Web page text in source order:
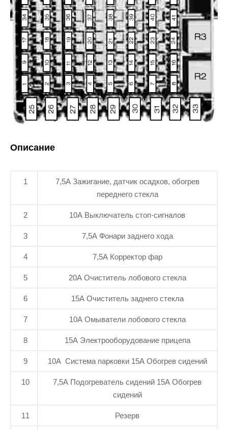
Описание
1
7,5A Зажигание, датчик осадков, обогрев
переднего стекла
2 10A Выключатель стоп-сигналов
3 7,5A Фонари заднего хода
4 7,5A Корректор фар
5 20A Очиститель лобового стекла
6 15A Очиститель заднего стекла
7 10A Омыватели лобового стекла
8 15A Электрооборудование прицепа
9 10A Система парковки 15А Обогрев сидений
10
7,5A Подогреватель сидений 15А Обогрев
сидений
11 Резерв